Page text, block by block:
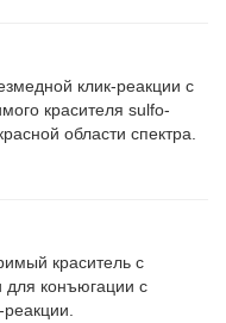
клик-реакции с
красителя sulfo-
области спектра.
краситель с
для конъюгации с